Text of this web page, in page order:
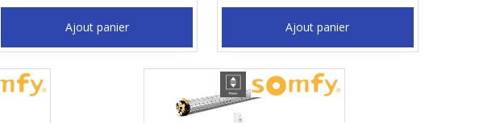
Ajout panier Ajout panier